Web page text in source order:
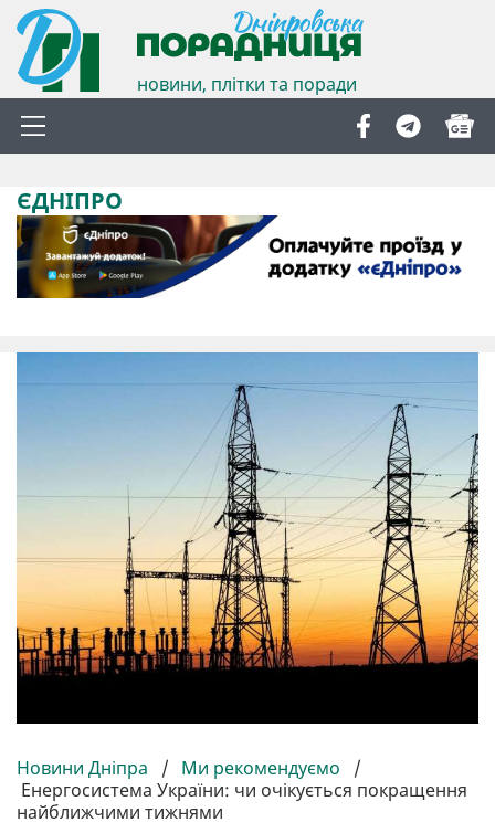
новини, плітки та поради
ЄДНІПРО
Новини Дніпра / Ми рекомендуємо
/
Енергосистема України: чи очікується покращення
найближчими тижнями